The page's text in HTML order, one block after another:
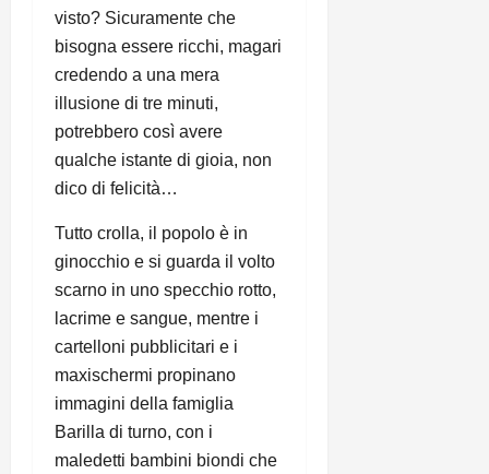
visto? Sicuramente che
bisogna essere ricchi, magari
credendo a una mera
illusione di tre minuti,
potrebbero così avere
qualche istante di gioia, non
dico di felicità…
Tutto crolla, il popolo è in
ginocchio e si guarda il volto
scarno in uno specchio rotto,
lacrime e sangue, mentre i
cartelloni pubblicitari e i
maxischermi propinano
immagini della famiglia
Barilla di turno, con i
maledetti bambini biondi che